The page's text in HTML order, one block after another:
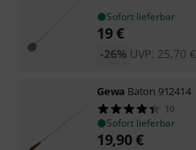
Sofort lieferbar
19€
UVP: 25,70 €
-26%
Gewa Baton 912414
10
Sofort lieferbar
19,90€